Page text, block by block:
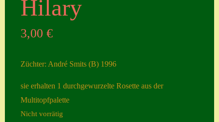
ngen
Hilary
3,00€
Züchter: André Smits (B) 1996
sie erhalten 1 durchgewurzelte Rosette aus der
Multitopfpalette
Nicht vorrätig